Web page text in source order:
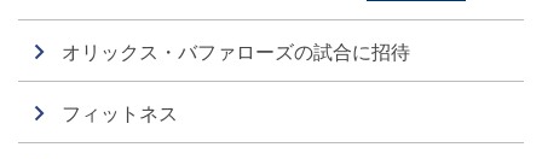
オリックス・バファローズの試合に招待
フィットネス